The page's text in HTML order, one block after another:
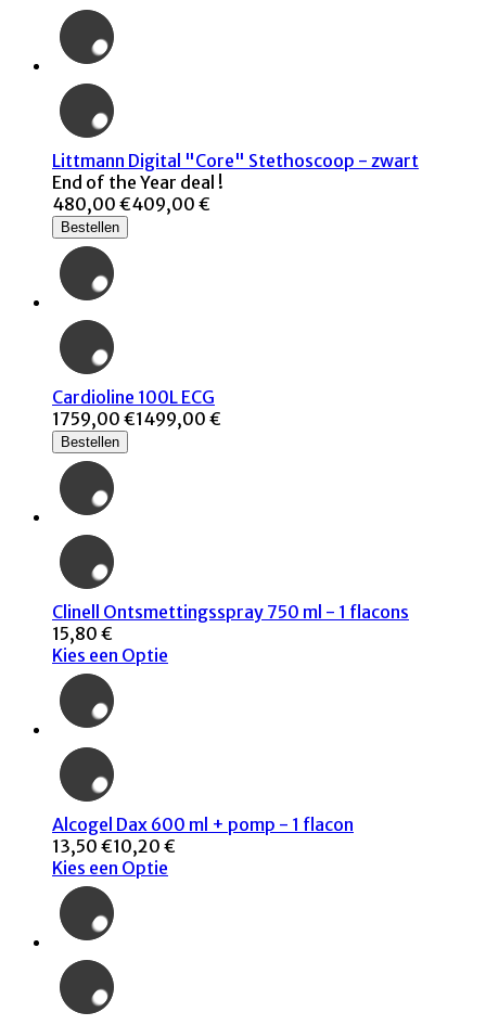
Littmann Digital "Core" Stethoscoop - zwart
End of the Year deal !
480,00 €409,00 €
Bestellen
Cardioline 100L ECG
1759,00 €1499,00 €
Bestellen
Clinell Ontsmettingsspray 750 ml - 1 flacons
15,80 €
Kies een Optie
Alcogel Dax 600 ml + pomp - 1 flacon
13,50 €10,20 €
Kies een Optie